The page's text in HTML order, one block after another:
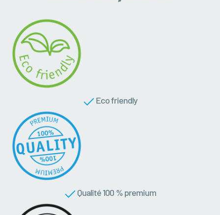
Eco friendly
Qualité 100 % premium